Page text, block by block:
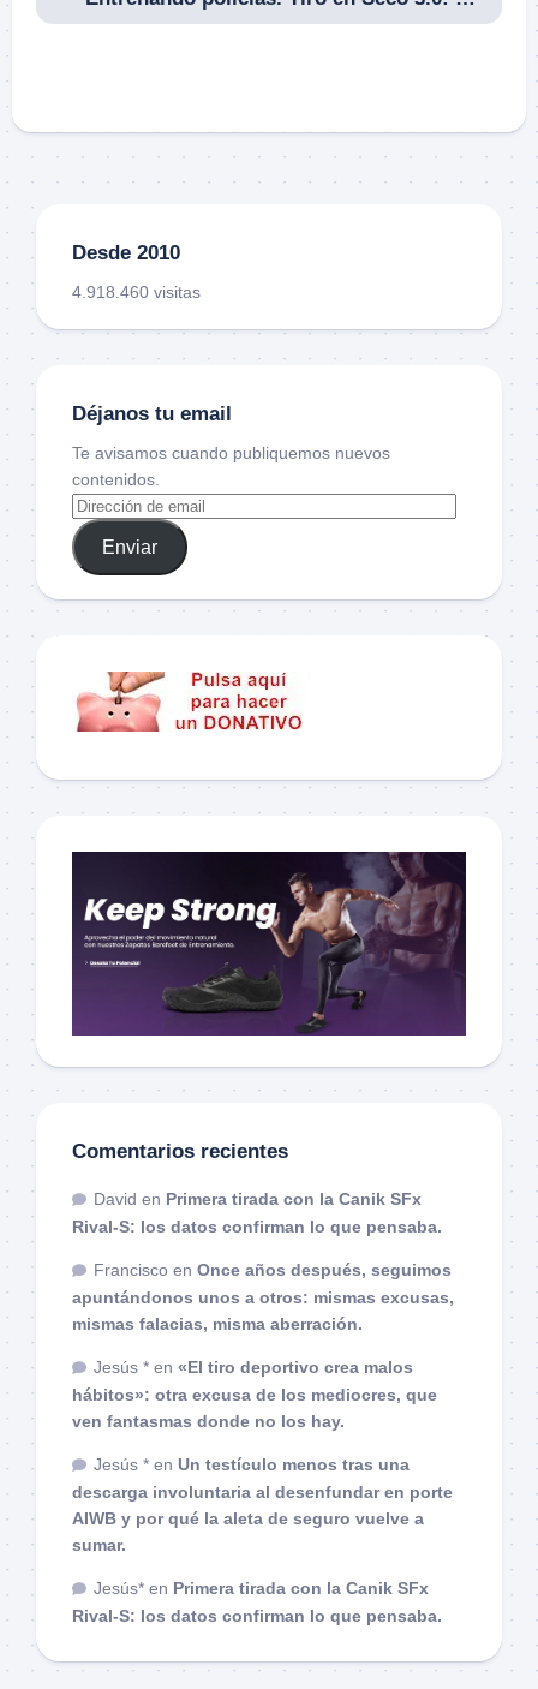
Desde 2010
4.918.460 visitas
Déjanos tu email
Te avisamos cuando publiquemos nuevos
contenidos.
Enviar
Comentarios recientes
David en Primera tirada con la Canik SFx
Rival-S: los datos confirman lo que pensaba.
Francisco en Once años después, seguimos
apuntándonos unos a otros: mismas excusas,
mismas falacias, misma aberración.
Jesús * en «El tiro deportivo crea malos
hábitos»: otra excusa de los mediocres, que
ven fantasmas donde no los hay.
Jesús * en Un testículo menos tras una
descarga involuntaria al desenfundar en porte
AIWB y por qué la aleta de seguro vuelve a
sumar.
Jesús* en Primera tirada con la Canik SFx
Rival-S: los datos confirman lo que pensaba.